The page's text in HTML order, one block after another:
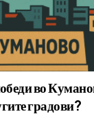
во
градови?